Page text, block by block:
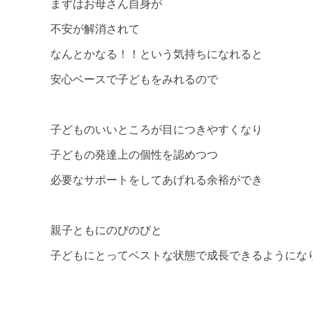
不安が解消されて
なんとかなる！！という気持ちになれると
安心ベースで子どもをみれるので
子どものいいところが目につきやすくなり
子どもの発達上の個性を認めつつ
必要なサポートをしてあげれる余裕ができ
親子ともにのびのびと
子どもにとってベストな状態で成長できるようにな